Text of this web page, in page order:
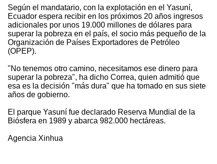
Según el mandatario, con la explotación en el Yasuní,
Ecuador espera recibir en los próximos 20 años ingresos
adicionales por unos 19.000 millones de dólares para
superar la pobreza en el país, el socio más pequeño de la
Organización de Países Exportadores de Petróleo
(OPEP).
"No tenemos otro camino, necesitamos ese dinero para
superar la pobreza", ha dicho Correa, quien admitió que
esa es la decisión "más dura" que ha tomado en sus siete
años de gobierno.
El parque Yasuní fue declarado Reserva Mundial de la
Biósfera en 1989 y abarca 982.000 hectáreas.
Agencia Xinhua